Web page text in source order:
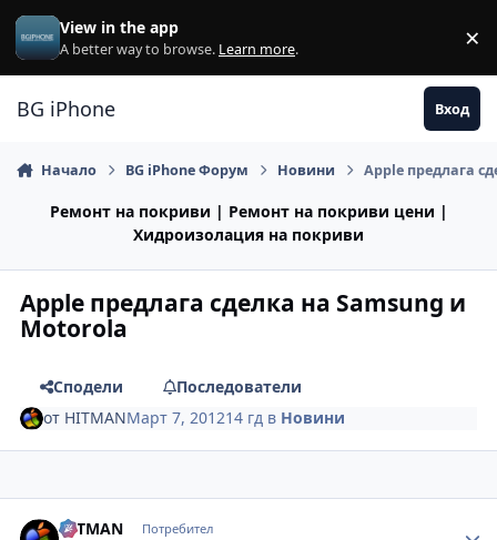
Премини към съдържанието
View in the app
A better way to browse. Learn more. ×
BG iPhone Вход
Начало BG iPhone Форум Новини Apple предлага
Ремонт на покриви | Ремонт на покриви цени |
Хидроизолация на покриви
Apple предлага сделка на Samsung и
Motorola
Сподели
Последователи
от HITMANМарт 7, 201214 гд в Новини
HITMAN Потребител